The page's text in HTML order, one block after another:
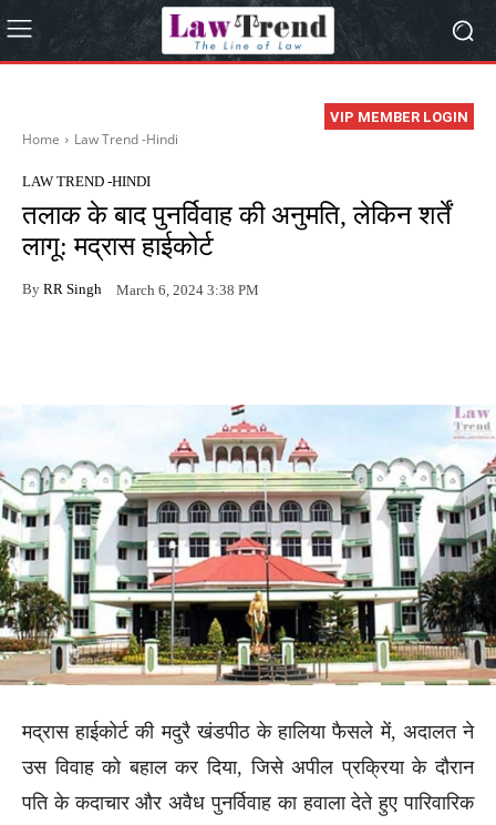
VIP MEMBER LOGIN
Home Law Trend -Hindi
LAW TREND -HINDI
तलाक के बाद पुनर्विवाह की अनुमति, लेकिन शर्तें
लागू: मद्रास हाईकोर्ट
By RR Singh March 6, 2024 3:38 PM
मद्रास हाईकोर्ट की मदुरै खंडपीठ के हालिया फैसले में, अदालत ने
उस विवाह को बहाल कर दिया, जिसे अपील प्रक्रिया के दौरान
पति के कदाचार और अवैध पुनर्विवाह का हवाला देते हुए पारिवारिक